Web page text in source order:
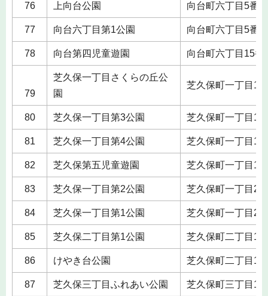
76 上向台公園 向台町六丁目5番
77 向台六丁目第1公園 向台町六丁目5番
78 向台第四児童遊園 向台町六丁目15番
79
芝久保一丁目さくらの丘公
園
芝久保町一丁目12
80 芝久保一丁目第3公園 芝久保町一丁目12
81 芝久保一丁目第4公園 芝久保町一丁目12
82 芝久保第五児童遊園 芝久保町一丁目18
83 芝久保一丁目第2公園 芝久保町一丁目23
84 芝久保一丁目第1公園 芝久保町一丁目25
85 芝久保二丁目第1公園 芝久保町二丁目13
86 けやき台公園 芝久保町二丁目14
87 芝久保三丁目ふれあい公園 芝久保町三丁目19